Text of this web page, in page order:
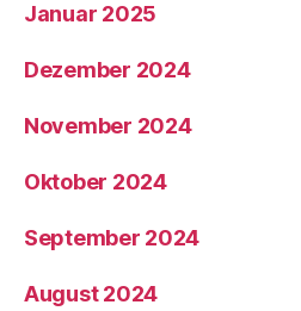
Januar 2025
Dezember 2024
November 2024
Oktober 2024
September 2024
August 2024